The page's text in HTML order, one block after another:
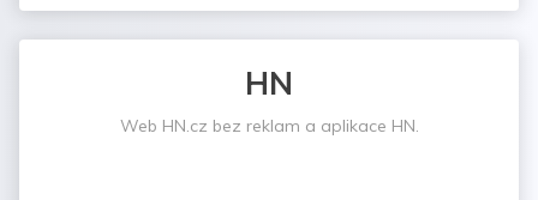
HN
Web HN.cz bez reklam a aplikace HN.